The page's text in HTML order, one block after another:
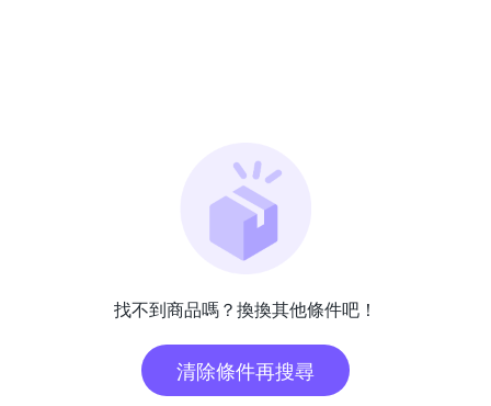
找不到商品嗎？換換其他條件吧！
清除條件再搜尋